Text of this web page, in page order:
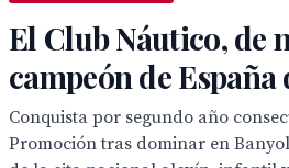
El Club Náutico, de
campeón de España
Conquista por segundo año
Promoción tras dominar en